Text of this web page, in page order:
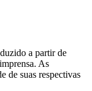
a partir de
As
de suas respectivas